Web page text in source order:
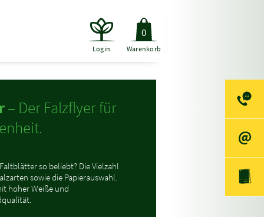
Login Warenkorb
0
– Der Falzflyer für
so beliebt? Die Vielzahl
sowie die Papierauswahl.
hoher Weiße und